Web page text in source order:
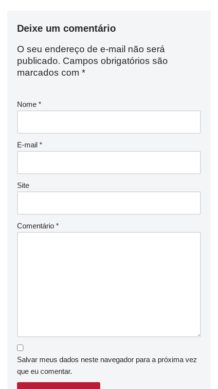
Deixe um comentário
O seu endereço de e-mail não será
publicado. Campos obrigatórios são
marcados com *
Nome *
E-mail *
Site
Comentário *
Salvar meus dados neste navegador para a próxima vez
que eu comentar.